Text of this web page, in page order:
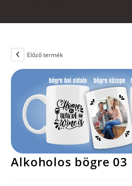
Előző termék
Alkoholos bögre 03